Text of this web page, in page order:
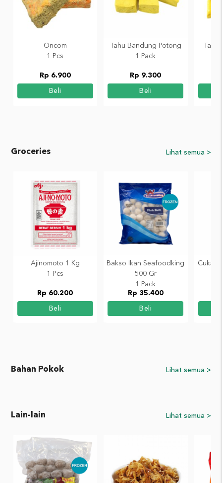
Oncom
1 Pcs
Rp 6.900
Beli
Tahu Bandung Potong
1 Pack
Rp 9.300
Beli
Groceries Lihat semua >
Ajinomoto 1 Kg
1 Pcs
Rp 60.200
Beli
Bakso Ikan Seafoodking
500 Gr
1 Pack
Rp 35.400
Beli
Cuka
Bahan Pokok Lihat semua >
Lain-lain Lihat semua >